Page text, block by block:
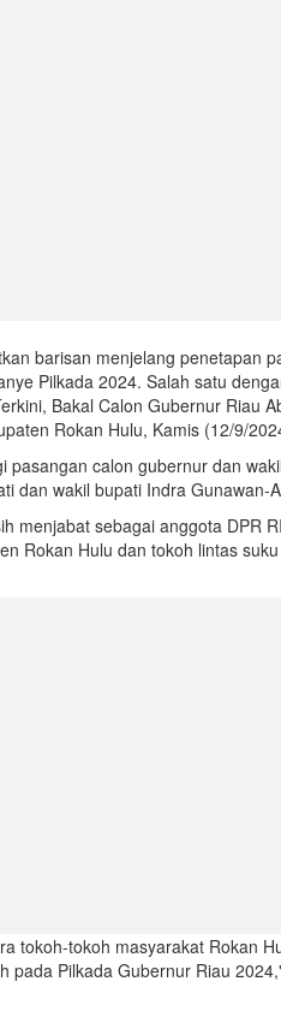
barisan menjelang penetapan
Pilkada 2024. Salah satu
Bakal Calon Gubernur Riau
Rokan Hulu, Kamis (12/9/
calon gubernur dan
dan wakil bupati Indra Gunawan-
menjabat sebagai anggota DPR
Rokan Hulu dan tokoh lintas
tokoh-tokoh masyarakat Rokan
pada Pilkada Gubernur Riau